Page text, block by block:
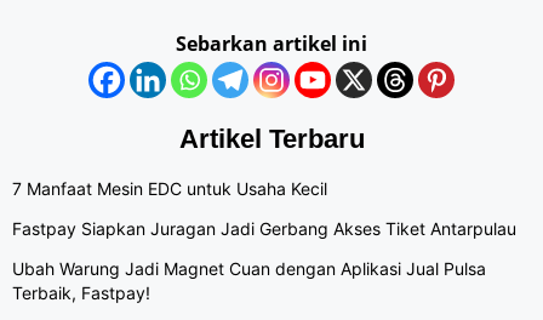
Sebarkan artikel ini
Artikel Terbaru
7 Manfaat Mesin EDC untuk Usaha Kecil
Fastpay Siapkan Juragan Jadi Gerbang Akses Tiket Antarpulau
Ubah Warung Jadi Magnet Cuan dengan Aplikasi Jual Pulsa
Terbaik, Fastpay!